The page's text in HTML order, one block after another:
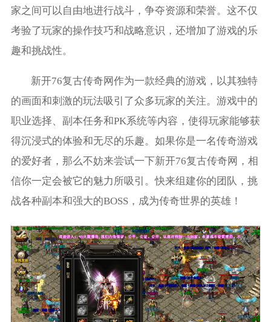
家之间可以自由地进行战斗，争夺资源和荣誉。这不仅
考验了玩家的操作技巧和战略意识，还增加了游戏的乐
趣和挑战性。
新开76复古传奇网作为一款经典的游戏，以其独特
的画面和刺激的玩法吸引了众多玩家的关注。游戏中的
职业选择、副本任务和PK系统等内容，使得玩家能够获
得沉浸式的体验和无尽的乐趣。如果你是一名传奇游戏
的爱好者，那么不妨来尝试一下新开76复古传奇网，相
信你一定会被它的魅力所吸引。快来组建你的团队，挑
战各种副本和强大的BOSS，成为传奇世界的英雄！